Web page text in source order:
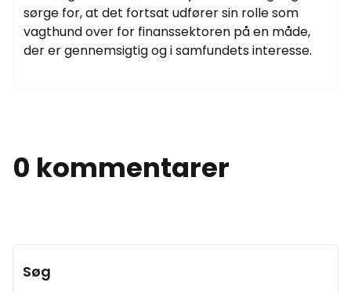
sørge for, at det fortsat udfører sin rolle som
vagthund over for finanssektoren på en måde,
der er gennemsigtig og i samfundets interesse.
0 kommentarer
Søg